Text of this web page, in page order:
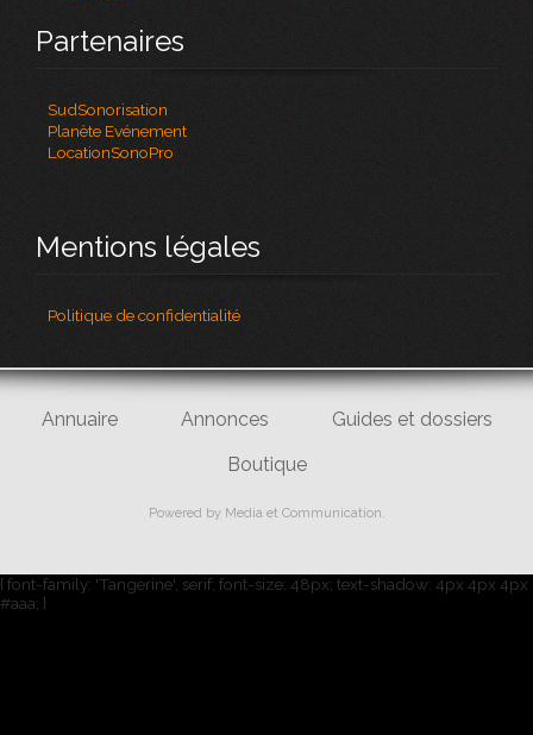
Partenaires
SudSonorisation
Planète Evénement
LocationSonoPro
Mentions légales
Politique de confidentialité
Annuaire Annonces
Guides et dossiers
Boutique
Powered by Media et Communication.
{ font-family: 'Tangerine', serif; font-size: 48px; text-shadow: 4px 4px 4px
#aaa; }